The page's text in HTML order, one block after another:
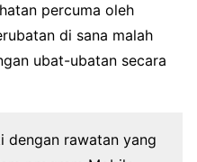
percuma oleh
di sana malah
ubat-ubatan secara
dengan rawatan yang